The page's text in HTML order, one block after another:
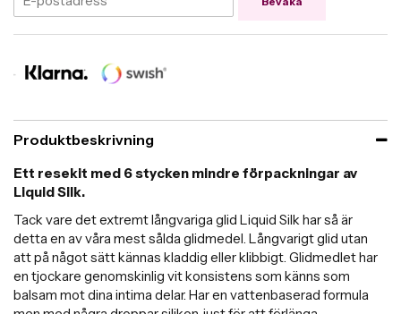
Produktbeskrivning
Ett resekit med 6 stycken mindre förpackningar av
Liquid Silk.
Tack vare det extremt långvariga glid Liquid Silk har så är
detta en av våra mest sålda glidmedel. Långvarigt glid utan
att på något sätt kännas kladdig eller klibbigt. Glidmedlet har
en tjockare genomskinlig vit konsistens som känns som
balsam mot dina intima delar. Har en vattenbaserad formula